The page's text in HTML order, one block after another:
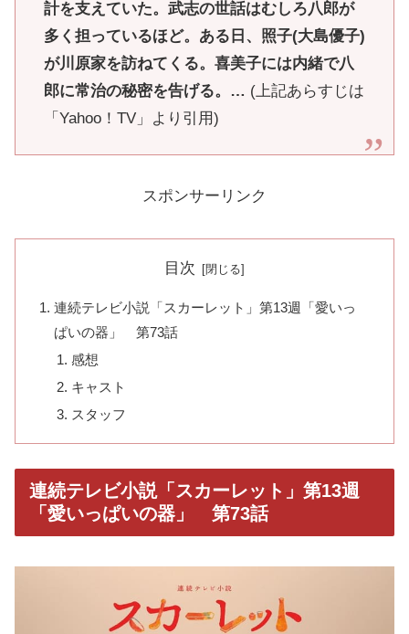
計を支えていた。武志の世話はむしろ八郎が
多く担っているほど。ある日、照子(大島優子)
が川原家を訪ねてくる。喜美子には内緒で八
郎に常治の秘密を告げる。… (上記あらすじは
「Yahoo！TV」より引用)
スポンサーリンク
目次
連続テレビ小説「スカーレット」第13週「愛いっ
ぱいの器」 第73話
感想
キャスト
スタッフ
連続テレビ小説「スカーレット」第13週
「愛いっぱいの器」 第73話